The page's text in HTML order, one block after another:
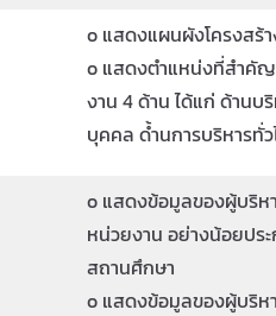
o แสดงแผนผังโครงสร้
o แสดงตำแหน่งที่สำคัญ
งาน 4 ด้าน ได้แก่ ด้านบ
บุคคล ด้ำนการบริหารทั่
o แสดงข้อมูลของผู้บริห
หน่วยงาน อย่างน้อยปร
สถานศึกษา
o แสดงข้อมูลของผู้บริห